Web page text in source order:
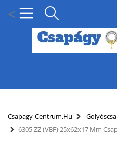
<
MENÜ
KÍNÁLATUNK
HÍREK
Csapagy-Centrum.hu
6305 ZZ (VBF) 25x62x17 Mm